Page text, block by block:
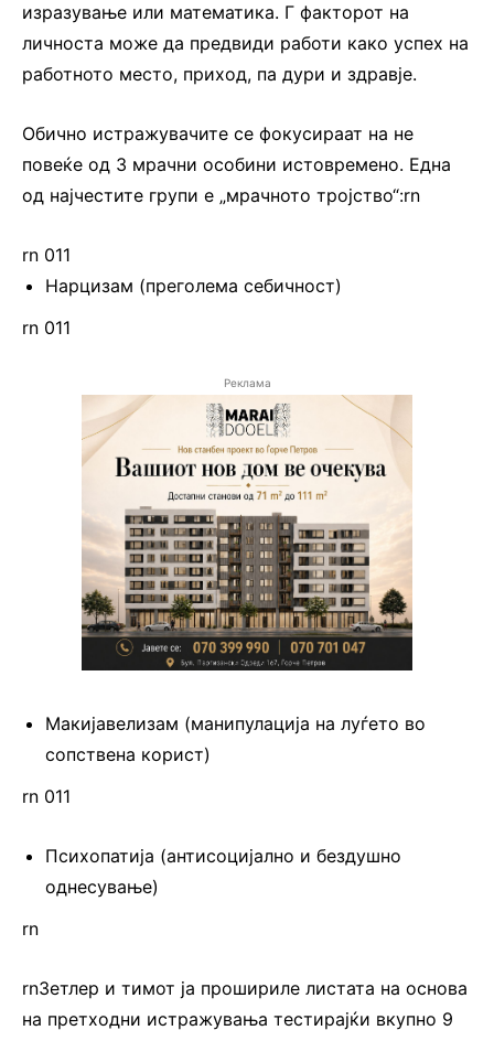
изразување или математика. Г факторот на
личноста може да предвиди работи како успех на
работното место, приход, па дури и здравје.
Обично истражувачите се фокусираат на не
повеќе од 3 мрачни особини истовремено. Една
од најчестите групи е „мрачното тројство“:rn
rn 011
Нарцизам (преголема себичност)
rn 011
Реклама
Макијавелизам (манипулација на луѓето во
сопствена корист)
rn 011
Психопатија (антисоцијално и бездушно
однесување)
rn
rnЗетлер и тимот ја прошириле листата на основа
на претходни истражувања тестирајќи вкупно 9